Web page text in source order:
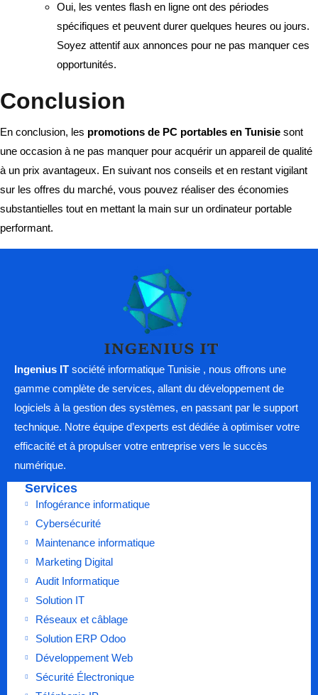
Oui, les ventes flash en ligne ont des périodes
spécifiques et peuvent durer quelques heures ou jours.
Soyez attentif aux annonces pour ne pas manquer ces
opportunités.
Conclusion
En conclusion, les promotions de PC portables en Tunisie sont
une occasion à ne pas manquer pour acquérir un appareil de qualité
à un prix avantageux. En suivant nos conseils et en restant vigilant
sur les offres du marché, vous pouvez réaliser des économies
substantielles tout en mettant la main sur un ordinateur portable
performant.
Ingenius IT société informatique Tunisie , nous offrons une
gamme complète de services, allant du développement de
logiciels à la gestion des systèmes, en passant par le support
technique. Notre équipe d’experts est dédiée à optimiser votre
efficacité et à propulser votre entreprise vers le succès
numérique.
Services
Infogérance informatique
Cybersécurité
Maintenance informatique
Marketing Digital
Audit Informatique
Solution IT
Réseaux et câblage
Solution ERP Odoo
Développement Web
Sécurité Électronique